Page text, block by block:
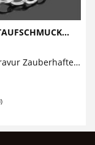
STERNCHEN Taufarmband mit Namensgravur Zauberhaftes Taufarmband für Jungen mit individueller Namensgravur. Das Armband wird von dem geprägten Christenfisch und dem kleinen Sternchen Anhänger...